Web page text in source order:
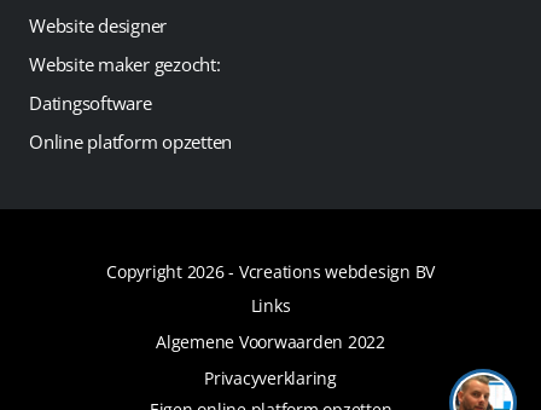
Website designer
Website maker gezocht:
Datingsoftware
Online platform opzetten
Copyright 2026 - Vcreations webdesign BV
Links
Algemene Voorwaarden 2022
Privacyverklaring